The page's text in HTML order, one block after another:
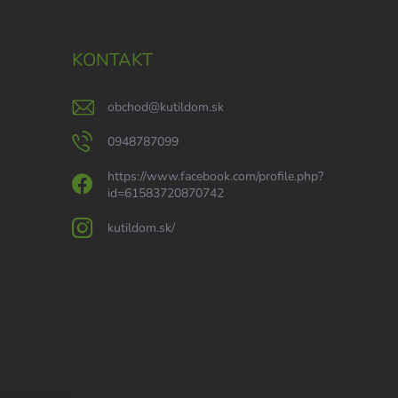
KONTAKT
obchod@kutildom.sk
0948787099
https://www.facebook.com/profile.php?
id=61583720870742
kutildom.sk/